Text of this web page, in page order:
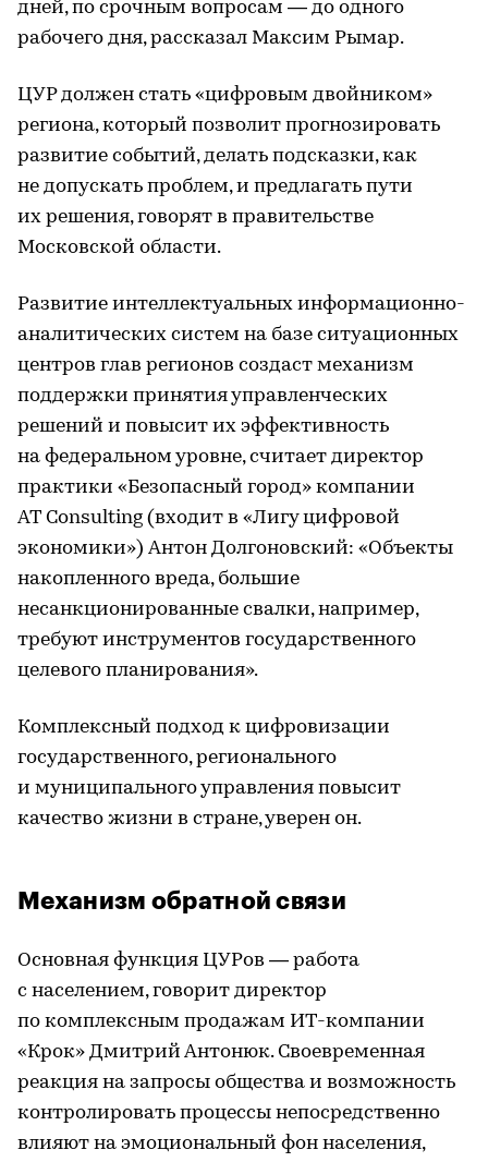
дней, по срочным вопросам — до одного
рабочего дня, рассказал Максим Рымар.
ЦУР должен стать «цифровым двойником»
региона, который позволит прогнозировать
развитие событий, делать подсказки, как
не допускать проблем, и предлагать пути
их решения, говорят в правительстве
Московской области.
Развитие интеллектуальных информационно-
аналитических систем на базе ситуационных
центров глав регионов создаст механизм
поддержки принятия управленческих
решений и повысит их эффективность
на федеральном уровне, считает директор
практики «Безопасный город» компании
AT Consulting (входит в «Лигу цифровой
экономики») Антон Долгоновский: «Объекты
накопленного вреда, большие
несанкционированные свалки, например,
требуют инструментов государственного
целевого планирования».
Комплексный подход к цифровизации
государственного, регионального
и муниципального управления повысит
качество жизни в стране, уверен он.
Механизм обратной связи
Основная функция ЦУРов — работа
с населением, говорит директор
по комплексным продажам ИТ-компании
«Крок» Дмитрий Антонюк. Своевременная
реакция на запросы общества и возможность
контролировать процессы непосредственно
влияют на эмоциональный фон населения,